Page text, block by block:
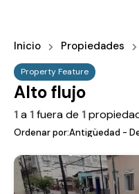
Inicio Propiedades
Property Feature
Alto flujo
1a 1fuera de 1
Ordenar por:Antigüedad -